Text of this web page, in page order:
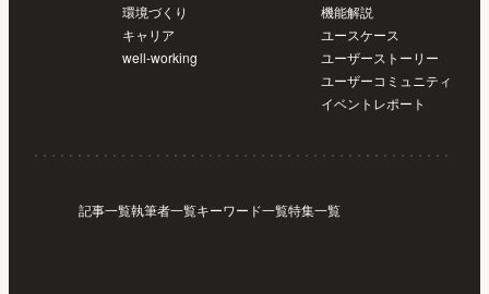
環境づくり
キャリア
well-working
機能解説
ユースケース
ユーザーストーリー
ユーザーコミュニティ
イベントレポート
記事一覧執筆者一覧キーワード一覧特集一覧